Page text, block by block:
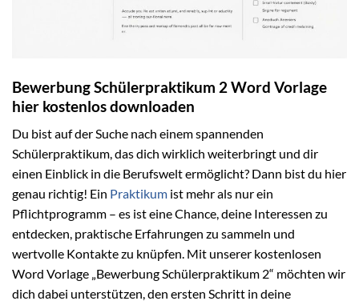
Bewerbung Schülerpraktikum 2 Word Vorlage
hier kostenlos downloaden
Du bist auf der Suche nach einem spannenden
Schülerpraktikum, das dich wirklich weiterbringt und dir
einen Einblick in die Berufswelt ermöglicht? Dann bist du hier
genau richtig! Ein Praktikum ist mehr als nur ein
Pflichtprogramm – es ist eine Chance, deine Interessen zu
entdecken, praktische Erfahrungen zu sammeln und
wertvolle Kontakte zu knüpfen. Mit unserer kostenlosen
Word Vorlage „Bewerbung Schülerpraktikum 2“ möchten wir
dich dabei unterstützen, den ersten Schritt in deine